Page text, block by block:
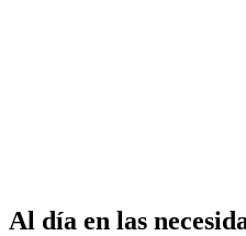
Al día en las